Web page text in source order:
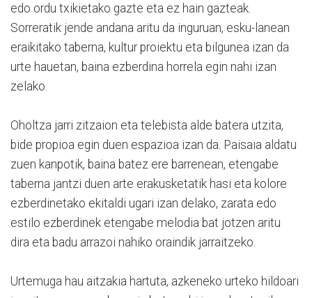
edo ordu txikietako gazte eta ez hain gazteak.
Sorreratik jende andana aritu da inguruan, esku-lanean
eraikitako taberna, kultur proiektu eta bilgunea izan da
urte hauetan, baina ezberdina horrela egin nahi izan
zelako.
Oholtza jarri zitzaion eta telebista alde batera utzita,
bide propioa egin duen espazioa izan da. Paisaia aldatu
zuen kanpotik, baina batez ere barrenean, etengabe
taberna jantzi duen arte erakusketatik hasi eta kolore
ezberdinetako ekitaldi ugari izan delako, zarata edo
estilo ezberdinek etengabe melodia bat jotzen aritu
dira eta badu arrazoi nahiko oraindik jarraitzeko.
Urtemuga hau aitzakia hartuta, azkeneko urteko hildoari